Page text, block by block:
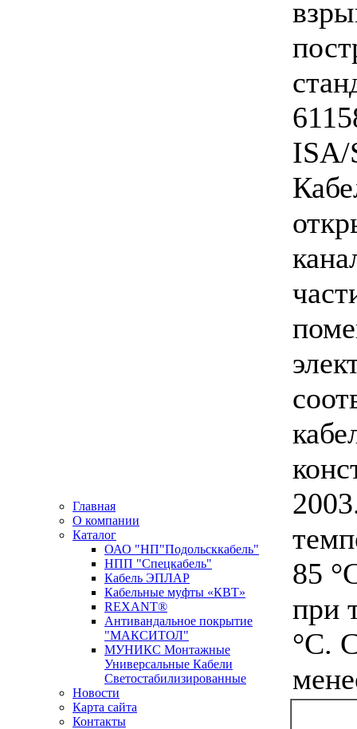
Главная
О компании
Каталог
ОАО "НП"Подольсккабель"
НПП "Спецкабель"
Кабель ЭПЛАР
Кабельные муфты «КВТ»
REXANT®
Антивандальное покрытие
"МАКСИТОЛ"
МУНИКС Монтажные
Универсальные Кабели
Светостабилизированные
Новости
Карта сайта
Контакты
ISA/
85
при
°С.